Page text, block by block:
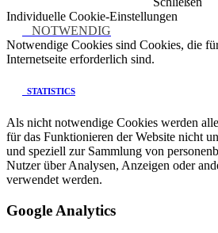
Individuelle Cookie-Einstellungen
NOTWENDIG
Notwendige Cookies sind Cookies, die
Internetseite erforderlich sind.
STATISTICS
Als nicht notwendige Cookies werden
für das Funktionieren der Website nicht
und speziell zur Sammlung von
Nutzer über Analysen, Anzeigen oder
verwendet werden.
Google Analytics